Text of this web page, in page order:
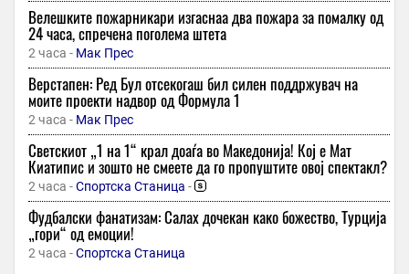
Велешките пожарникари изгаснаа два пожара за помалку од
24 часа, спречена поголема штета
2 часа - Мак Прес
Верстапен: Ред Бул отсекогаш бил силен поддржувач на
моите проекти надвор од Формула 1
2 часа - Мак Прес
Светскиот „1 на 1“ крал доаѓа во Македонија! Кој е Мат
Киатипис и зошто не смеете да го пропуштите овој спектакл?
2 часа -Спортска Станица -
Фудбалски фанатизам: Салах дочекан како божество, Турција
„гори“ од емоции!
2 часа -Спортска Станица